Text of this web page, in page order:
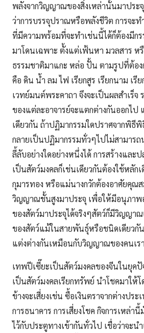
พลังจากวิญญาณของสิ่งเหล่านั้นมาประจุ
ว่าการบรรจุปราณหรือพลังชีวิต การจะ
ที่มีความพร้อมที่จะทำเช่นนี้ได้ก็ต้องมีกร
มาโดนเฉพาะ ตั้งแต่เฟ้นหา มวลสาร ห
ธรรมชาติมาแกะ หล่อ ปั้น ตามรูปที่ต้อง
คือ ดิน น้ำ ลม ไฟ เรียกสูร เรียกนาม เรี
เวทย์มนต์พระคาถา จึงจะเป็นผลสำเร็จ
ของแต่ละอาจารย์จะแตกต่างกันออกไป
เดียวกัน ถ้าปฏิมากรรมใดปราศจากพิธี
กลายเป็นปฏิมากรรมทั่วๆไปไม่สามารถ
ลี้ลับอย่างใดอย่างหนึ่งได้ การสร้างและ
เป็นสัตว์มงคลก็เช่นเดียวกันต้องใช้หลัก
กุมารทอง หรือแม่นางกวักต้องอาศัยคุณ
วิญญาณชั้นสูงมาประจุ เพื่อให้มีอนุภา
ของสัตว์มาประจุได้จริงๆสัตว์ก็มีวิญญ
ของสัตว์แม้ในสายพันธุ์หรือชนิดเดียวกั
แต่งต่างกันเหมือนกับวิญญาณของคนเร
เทพปีเซี๊ยะเป็นสัตว์มงคลของจีนในยุค
เป็นสัตว์มงคลเรียกทรัพย์ นำโชคมาให้
ข้างจะเสี่ยงเช่น ซื้อเงินตราจากต่างปร
การธนาคาร การเสี่ยงโชค กิจการเหล่า
ไว้กับประตูทางเข้ากันทั่วไป เชื่อว่าจะน